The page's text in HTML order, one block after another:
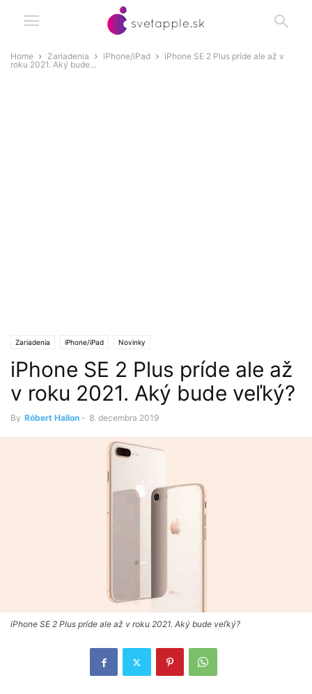
Home Zariadenia iPhone/iPad
iPhone SE 2 Plus príde ale až v
roku 2021. Aký bude...
Zariadenia iPhone/iPad Novinky
iPhone SE 2 Plus príde ale až
v roku 2021. Aký bude veľký?
By Róbert Hallon - 8. decembra 2019
iPhone SE 2 Plus príde ale až v roku 2021. Aký bude veľký?